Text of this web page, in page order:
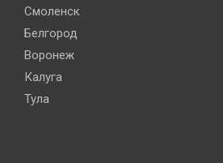
Смоленск
Белгород
Воронеж
Калуга
Тула